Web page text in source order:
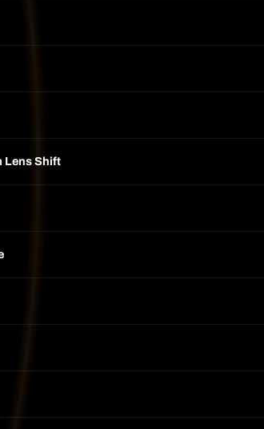
Lens Shift